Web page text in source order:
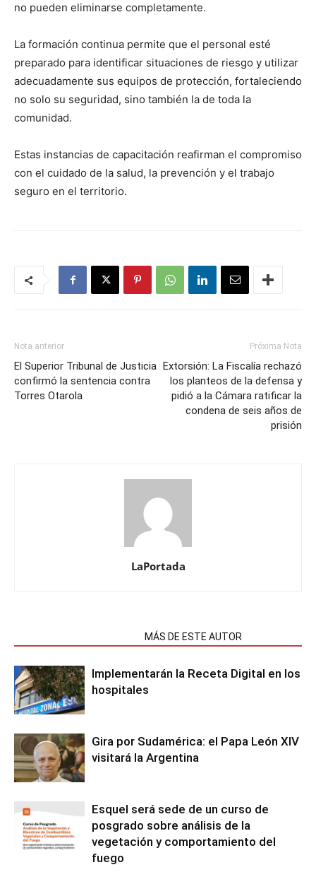
no pueden eliminarse completamente.
La formación continua permite que el personal esté
preparado para identificar situaciones de riesgo y utilizar
adecuadamente sus equipos de protección, fortaleciendo
no solo su seguridad, sino también la de toda la
comunidad.
Estas instancias de capacitación reafirman el compromiso
con el cuidado de la salud, la prevención y el trabajo
seguro en el territorio.
Nota anterior
El Superior Tribunal de Justicia
confirmó la sentencia contra
Torres Otarola
Próxima Nota
Extorsión: La Fiscalía rechazó
los planteos de la defensa y
pidió a la Cámara ratificar la
condena de seis años de
prisión
LaPortada
MÁS DE ESTE AUTOR
Implementarán la Receta Digital en los
hospitales
Gira por Sudamérica: el Papa León XIV
visitará la Argentina
Esquel será sede de un curso de
posgrado sobre análisis de la
vegetación y comportamiento del
fuego